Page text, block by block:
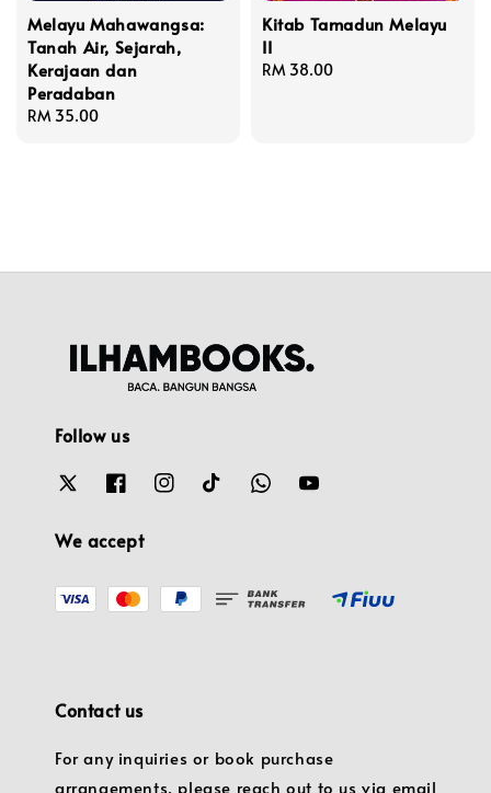
Melayu Mahawangsa:
Tanah Air, Sejarah,
Kerajaan dan
Peradaban
Regular
RM 35.00
Kitab Tamadun Melayu
II
Regular
RM 38.00
Follow us
We accept
Contact us
For any inquiries or book purchase
arrangements, please reach out to us via email